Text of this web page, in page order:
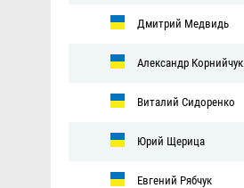
Дмитрий Медвидь
Александр Корнийчук
Виталий Сидоренко
Юрий Щерица
Евгений Рябчук